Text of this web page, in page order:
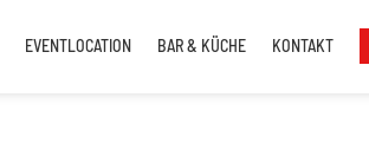
EVENTLOCATION BAR & KÜCHE KONTAKT